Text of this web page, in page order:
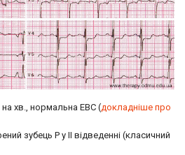
хв., нормальна ЕВС (докладніше про
зубець Р у II відведенні (класичний